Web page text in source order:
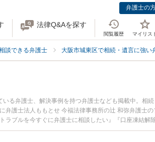
弁護士の
法律Q&Aを探す
閲覧履歴 マイリス
談できる弁護士 大阪市城東区で相続・遺言に強い
る弁護士、解決事例を持つ弁護士なども掲載中。相続
護士法人ももとせ 今福法律事務所の辻 和弥弁護士の
ラブルを今すぐに弁護士に相談したい』『口座凍結解
弁護士に相談予約したい』などでお困りの相談者さ